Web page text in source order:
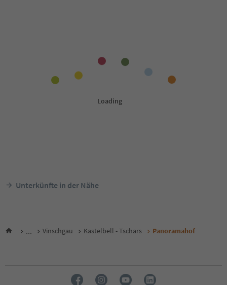
Unterkünfte in der Nähe
... Vinschgau Kastelbell - Tschars Panoramahof